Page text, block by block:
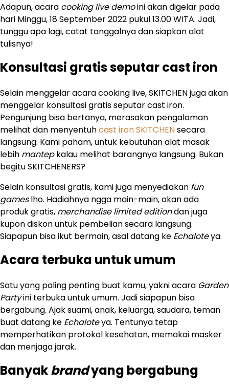
Adapun, acara cooking live demoini akan digelar pada
hari Minggu, 18 September 2022 pukul 13.00 WITA. Jadi,
tunggu apa lagi, catat tanggalnya dan siapkan alat
tulisnya!
Konsultasi gratis seputar cast iron
Selain menggelar acara cooking live, SKITCHEN juga akan
menggelar konsultasi gratis seputar cast iron.
Pengunjung bisa bertanya, merasakan pengalaman
melihat dan menyentuhcast iron SKITCHENsecara
langsung. Kami paham, untuk kebutuhan alat masak
lebih mantepkalau melihat barangnya langsung. Bukan
begitu SKITCHENERS?
Selain konsultasi gratis, kami juga menyediakan fun
gameslho. Hadiahnya ngga main-main, akan ada
produk gratis, merchandise limited editiondan juga
kupon diskon untuk pembelian secara langsung.
Siapapun bisa ikut bermain, asal datang ke Echaloteya.
Acara terbuka untuk umum
Satu yang paling penting buat kamu, yakni acara Garden
Partyini terbuka untuk umum. Jadi siapapun bisa
bergabung. Ajak suami, anak, keluarga, saudara, teman
buat datang ke Echaloteya. Tentunya tetap
memperhatikan protokol kesehatan, memakai masker
dan menjaga jarak.
Banyakbrandyang bergabung